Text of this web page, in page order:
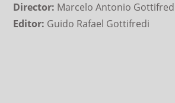
Director: Marcelo Antonio
Editor: Guido Rafael Gottifredi